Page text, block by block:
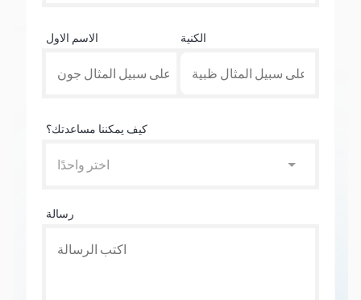
الاسم الاول الكنية
كيف يمكننا مساعدتك؟
اختر واحدًا
رسالة